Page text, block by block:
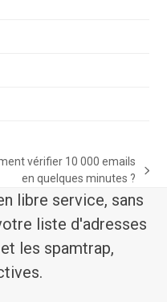
vérifier 10 000 emails
en quelques minutes ?
libre service, sans
liste d'adresses
les spamtrap,